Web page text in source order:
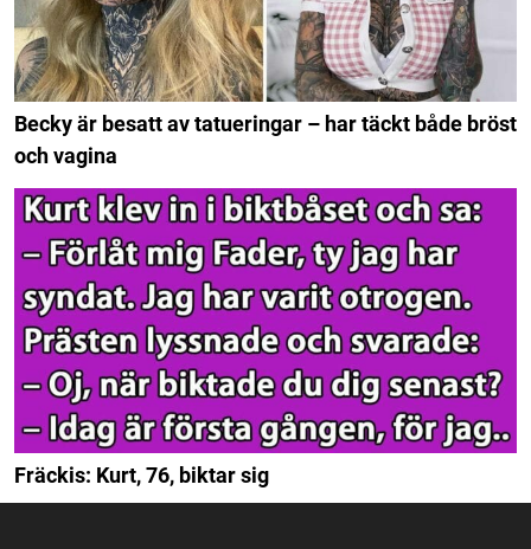
Becky är besatt av tatueringar – har täckt både bröst
och vagina
Fräckis: Kurt, 76, biktar sig